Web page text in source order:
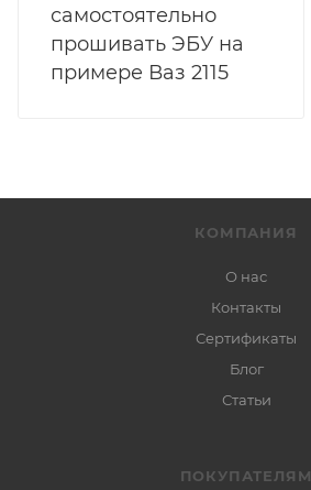
самостоятельно
прошивать ЭБУ на
примере Ваз 2115
КОМПАНИЯ
О нас
Контакты
Сертификаты
Блог
Статьи
ПОКУПАТЕЛЯМ